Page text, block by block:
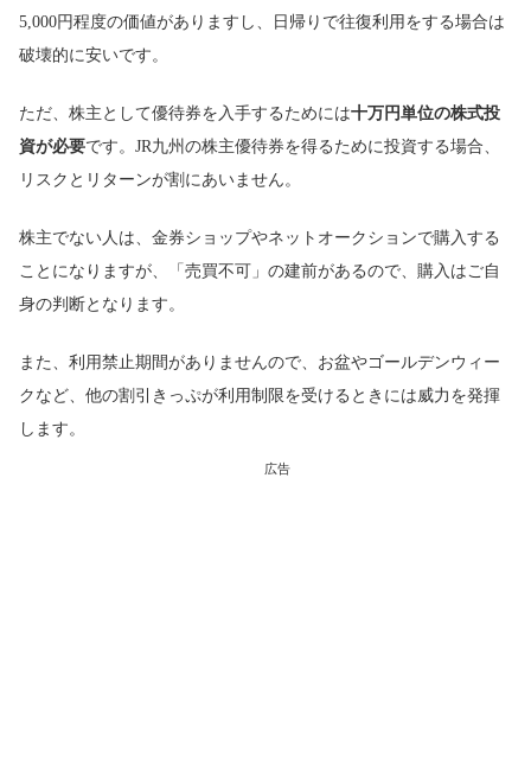
5,000円程度の価値がありますし、日帰りで往復利用をする場合は
破壊的に安いです。
ただ、株主として優待券を入手するためには十万円単位の株式投
資が必要です。JR九州の株主優待券を得るために投資する場合、
リスクとリターンが割にあいません。
株主でない人は、金券ショップやネットオークションで購入する
ことになりますが、「売買不可」の建前があるので、購入はご自
身の判断となります。
また、利用禁止期間がありませんので、お盆やゴールデンウィー
クなど、他の割引きっぷが利用制限を受けるときには威力を発揮
します。
広告